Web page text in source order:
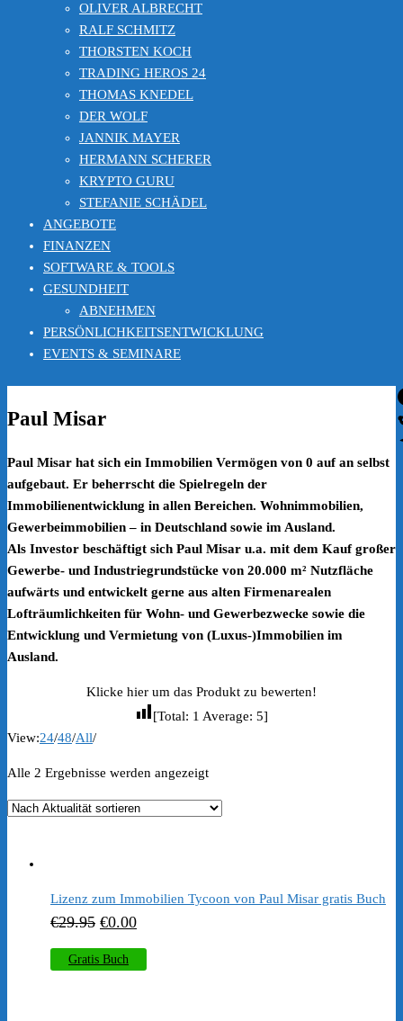
OLIVER ALBRECHT
RALF SCHMITZ
THORSTEN KOCH
TRADING HEROS 24
THOMAS KNEDEL
DER WOLF
JANNIK MAYER
HERMANN SCHERER
KRYPTO GURU
STEFANIE SCHÄDEL
ANGEBOTE
FINANZEN
SOFTWARE & TOOLS
GESUNDHEIT
ABNEHMEN
PERSÖNLICHKEITSENTWICKLUNG
EVENTS & SEMINARE
Paul Misar
Paul Misar hat sich ein Immobilien Vermögen von 0 auf an selbst
aufgebaut. Er beherrscht die Spielregeln der
Immobilienentwicklung in allen Bereichen. Wohnimmobilien,
Gewerbeimmobilien – in Deutschland sowie im Ausland.
Als Investor beschäftigt sich Paul Misar u.a. mit dem Kauf großer
Gewerbe- und Industriegrundstücke von 20.000 m² Nutzfläche
aufwärts und entwickelt gerne aus alten Firmenarealen
Lofträumlichkeiten für Wohn- und Gewerbezwecke sowie die
Entwicklung und Vermietung von (Luxus-)Immobilien im
Ausland.
Klicke hier um das Produkt zu bewerten!
[Total: 1 Average: 5]
View:24/48/All/
Alle 2 Ergebnisse werden angezeigtNach
sortiert
Lizenz zum Immobilien Tycoon von Paul Misar gratis Buch
€29.95 Ursprünglicher
Preis
war:
€0.00Aktueller
Preis
ist:
Gratis Buch